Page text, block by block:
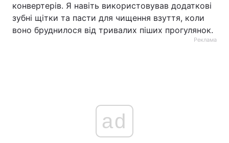
конвертерів. Я навіть використовував додаткові
зубні щітки та пасти для чищення взуття, коли
воно бруднилося від тривалих піших прогулянок.
Реклама
ad